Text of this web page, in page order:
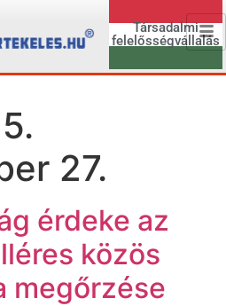
Társadalmi
felelősségvállalás
27.
érdeke az
közös
megőrzése